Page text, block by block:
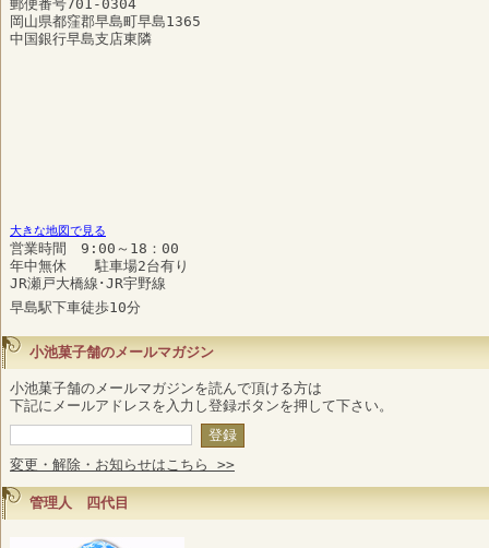
郵便番号701-0304
岡山県都窪郡早島町早島1365
中国銀行早島支店東隣
大きな地図で見る
営業時間 9:00～18：00
年中無休 駐車場2台有り
JR瀬戸大橋線･JR宇野線
早島駅下車徒歩10分
小池菓子舗のメールマガジン
小池菓子舗のメールマガジンを読んで頂ける方は
下記にメールアドレスを入力し登録ボタンを押して下さい。
変更・解除・お知らせはこちら >>
管理人 四代目